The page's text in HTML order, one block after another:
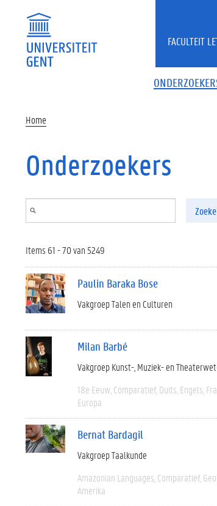
FACULTEIT
Home
Onderzoekers
Items 61 - 70 van 5249
Paulin Baraka Bose
Vakgroep Talen en Culturen
Milan Barbé
Vakgroep Kunst-, Muziek- en
18e Eeuw Comparatief Duits Engels
Europa
Bernat Bardagil
Vakgroep Taalkunde
Amazonian Languages Comparatief
Amerika